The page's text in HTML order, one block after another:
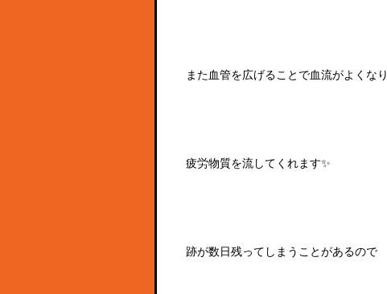
また血管を広げることで血流がよくなり
疲労物質を流してくれます✨
跡が数日残ってしまうことがあるので